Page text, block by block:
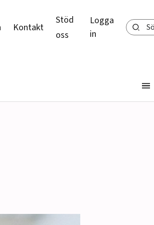
Kontakt
Stöd
oss
Logga
in
Sök